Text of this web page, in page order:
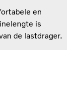
en
is
de lastdrager.